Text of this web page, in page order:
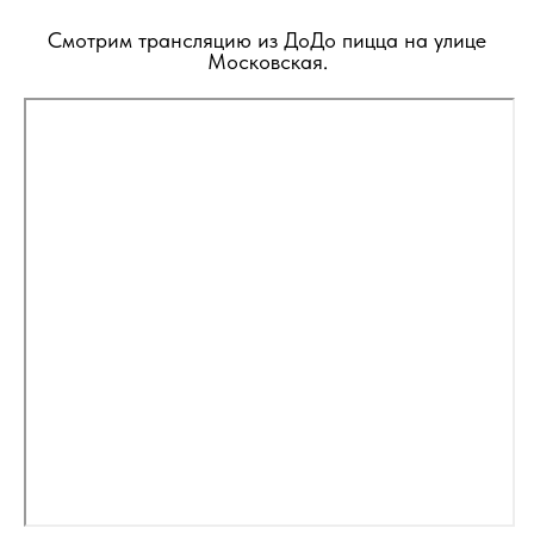
Смотрим трансляцию из ДоДо пицца на улице
Московская.